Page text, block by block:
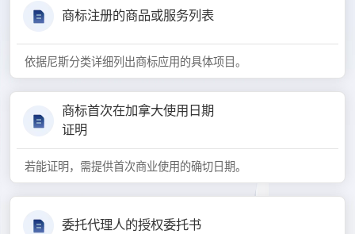
商标注册的商品或服务列表
依据尼斯分类详细列出商标应用的具体项目。
商标首次在加拿大使用日期
证明
若能证明，需提供首次商业使用的确切日期。
委托代理人的授权委托书